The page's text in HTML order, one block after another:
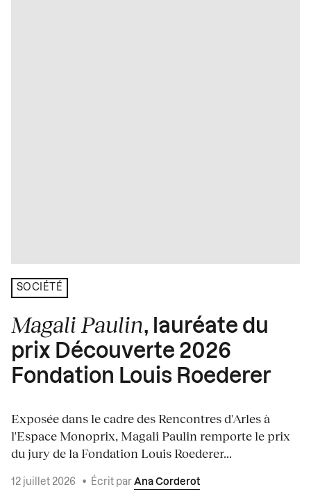
SOCIÉTÉ
Magali Paulin, lauréate du
prix Découverte 2026
Fondation Louis Roederer
Exposée dans le cadre des Rencontres d'Arles à
l'Espace Monoprix, Magali Paulin remporte le prix
du jury de la Fondation Louis Roederer...
12 juillet 2026 • Écrit par Ana Corderot